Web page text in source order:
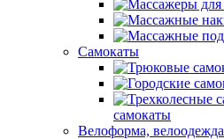
Самокаты
самокаты
Велоформа, велоодежда